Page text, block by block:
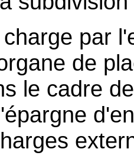
par
de
le cadre